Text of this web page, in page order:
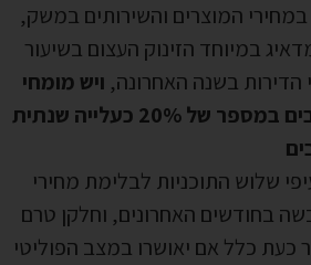
המוצרים והשירותים במשק,
במיוחד הזינוק העצום בשיעור
ויש מומחי
נדל”ן שאף נוקבים במספר של 20% כעלייה שנתית
שלוש התוכניות לבלימת מחירי
בחודשים האחרונים, וחלקן טרם
כעת כלל אם יאושרו במצב הפוליטי